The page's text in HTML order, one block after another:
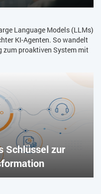
Language Models (LLMs)
KI-Agenten. So wandelt
zum proaktiven System mit
Schlüssel zur